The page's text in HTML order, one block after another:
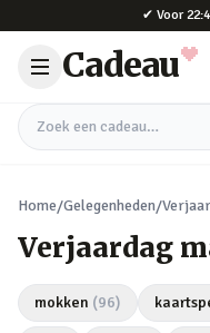
✔ Voor
Cadeau
Zoek een cadeau
Home/Gelegenheden/
Verjaardag
mokken (96)